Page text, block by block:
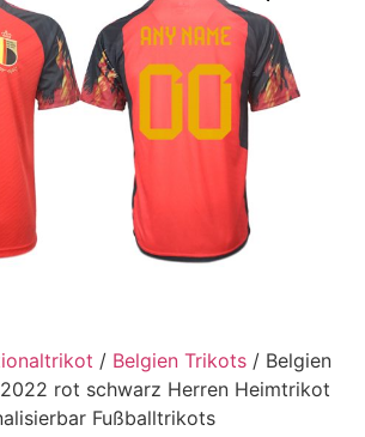
/ Belgien Trikots/ Belgien
2022 rot schwarz Herren Heimtrikot
Fußballtrikots